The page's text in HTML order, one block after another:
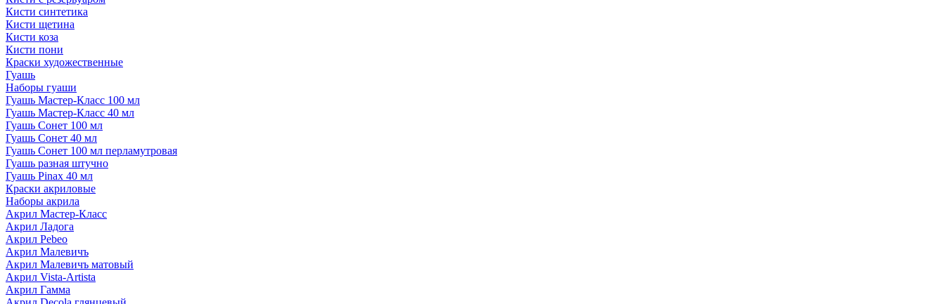
Кисти синтетика
Кисти щетина
Кисти коза
Кисти пони
Краски художественные
Гуашь
Наборы гуаши
Гуашь Мастер-Класс 100 мл
Гуашь Мастер-Класс 40 мл
Гуашь Сонет 100 мл
Гуашь Сонет 40 мл
Гуашь Сонет 100 мл перламутровая
Гуашь разная штучно
Гуашь Pinax 40 мл
Краски акриловые
Наборы акрила
Акрил Мастер-Класс
Акрил Ладога
Акрил Pebeo
Акрил Малевичъ
Акрил Малевичъ матовый
Акрил Vista-Artista
Акрил Гамма